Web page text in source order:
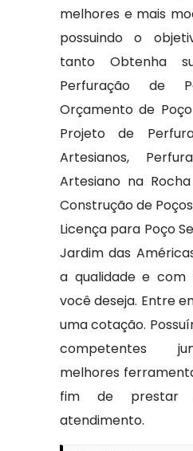
melhores e mais
possuindo o
tanto Obtenha
Perfuração de
Orçamento de
Projeto de
Artesianos,
Artesiano na
Construção de
Licença para Poço
Jardim das
a qualidade e com
você deseja. Entre
uma cotação.
competentes
melhores
fim de prestar
atendimento.